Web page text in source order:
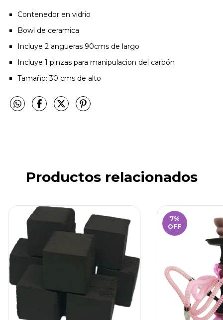
Contenedor en vidrio
Bowl de ceramica
Incluye 2 angueras 90cms de largo
Incluye 1 pinzas para manipulacion del carbón
Tamaño: 30 cms de alto
Productos relacionados
7%
OFF